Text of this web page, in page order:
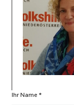
Ihr Name *
a